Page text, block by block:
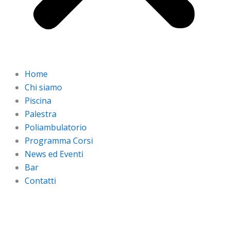
Home
Chi siamo
Piscina
Palestra
Poliambulatorio
Programma Corsi
News ed Eventi
Bar
Contatti